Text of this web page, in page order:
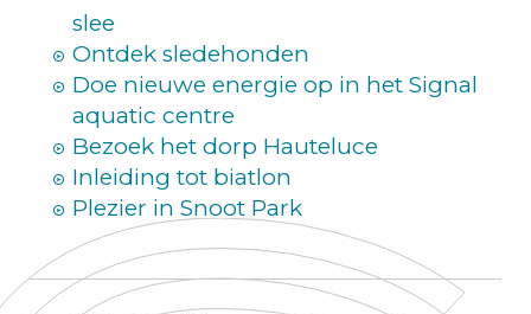
slee
Ontdek sledehonden
Doe nieuwe energie op in het Signal
aquatic centre
Bezoek het dorp Hauteluce
Inleiding tot biatlon
Plezier in Snoot Park